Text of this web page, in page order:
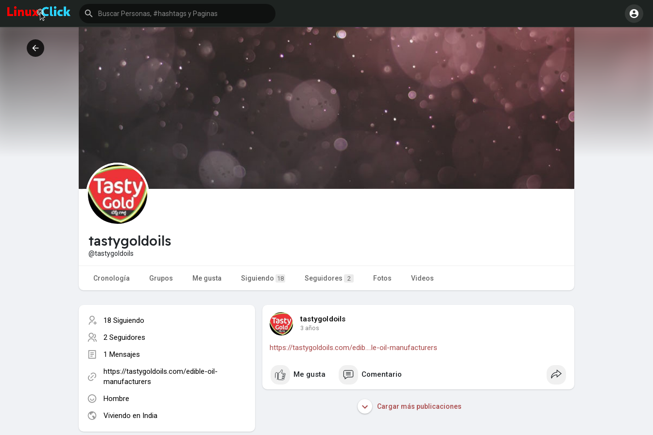
tastygoldoils
@tastygoldoils
Cronología Grupos Me gusta Siguiendo 18 Seguidores 2 Fotos Videos
18 Siguiendo
2 Seguidores
1 Mensajes
https://tastygoldoils.com/edible-oil-
manufacturers
Hombre
Viviendo en India
tastygoldoils
3 años
https://tastygoldoils.com/edib....le-oil-manufacturers
Me gusta Comentario
Cargar más publicaciones